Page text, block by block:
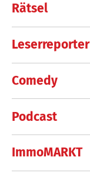
Rätsel
Leserreporter
Comedy
Podcast
ImmoMARKT